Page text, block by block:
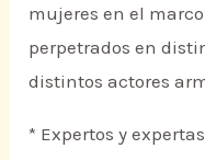
mujeres en el
perpetrados en
distintos actores
* Expertos y